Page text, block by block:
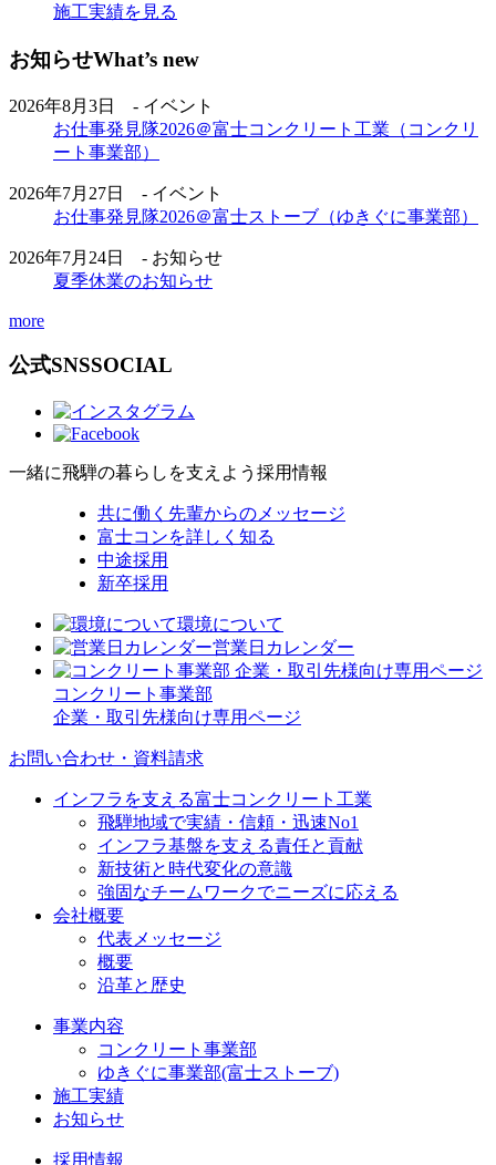
施工実績を見る
お知らせWhat’s new
2026年8月3日 - イベント
お仕事発見隊2026＠富士コンクリート工業（コンクリ
ート事業部）
2026年7月27日 - イベント
お仕事発見隊2026＠富士ストーブ（ゆきぐに事業部）
2026年7月24日 - お知らせ
夏季休業のお知らせ
more
公式SNSSOCIAL
一緒に飛騨の暮らしを支えよう 採用情報
共に働く先輩からのメッセージ
富士コンを詳しく知る
中途採用
新卒採用
環境について
営業日カレンダー
コンクリート事業部
企業・取引先様向け専用ページ
お問い合わせ・資料請求
インフラを支える富士コンクリート工業
飛騨地域で実績・信頼・迅速No1
インフラ基盤を支える責任と貢献
新技術と時代変化の意識
強固なチームワークでニーズに応える
会社概要
代表メッセージ
概要
沿革と歴史
事業内容
コンクリート事業部
ゆきぐに事業部(富士ストーブ)
施工実績
お知らせ
採用情報